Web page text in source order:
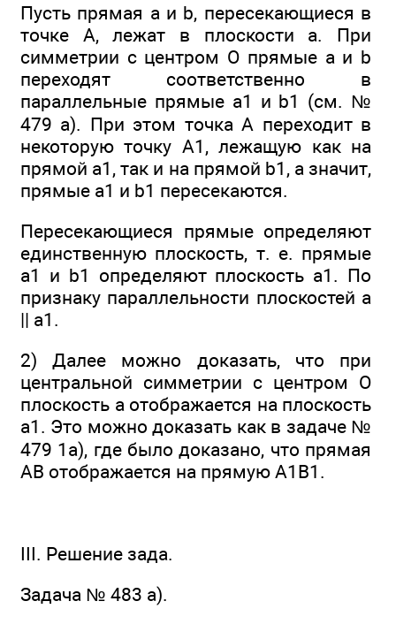
Пусть прямая а и b, пересекающиеся в
точке А, лежат в плоскости а. При
симметрии с центром О прямые а и b
переходят соответственно в
параллельные прямые а1 и b1 (см. №
479 а). При этом точка А переходит в
некоторую точку А1, лежащую как на
прямой а1, так и на прямой b1, а значит,
прямые а1 и b1 пересекаются.
Пересекающиеся прямые определяют
единственную плоскость, т. е. прямые
а1 и b1 определяют плоскость а1. По
признаку параллельности плоскостей а
|| а1.
2) Далее можно доказать, что при
центральной симметрии с центром О
плоскость а отображается на плоскость
a1. Это можно доказать как в задаче №
479 1а), где было доказано, что прямая
АВ отображается на прямую А1В1.
III. Решение зада.
Задача № 483 а).